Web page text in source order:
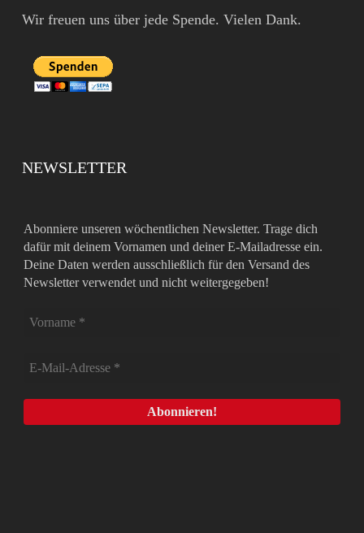
Wir freuen uns über jede Spende. Vielen Dank.
NEWSLETTER
Abonniere unseren wöchentlichen Newsletter. Trage dich
dafür mit deinem Vornamen und deiner E-Mailadresse ein.
Deine Daten werden ausschließlich für den Versand des
Newsletter verwendet und nicht weitergegeben!